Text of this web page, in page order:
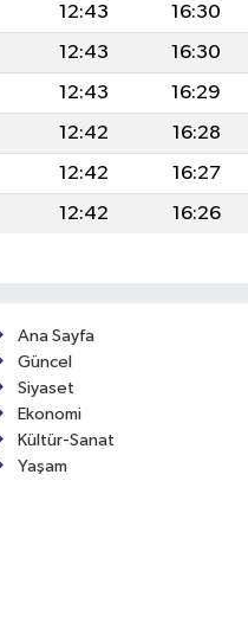
12:43 16:30
12:43 16:30
12:43 16:29
12:42 16:28
12:42 16:27
12:42 16:26
Ana Sayfa
Güncel
Siyaset
Ekonomi
Kültür-Sanat
Yaşam